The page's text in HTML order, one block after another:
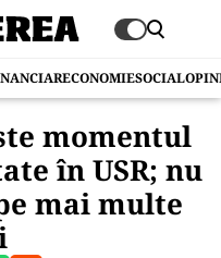
ECONOMIESOCIAL
momentul
în USR; nu
mai multe